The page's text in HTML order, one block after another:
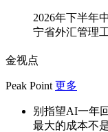
2026年下半年
宁省外汇管理
金视点
Peak Point 更多
别指望AI一年
最大的成本不